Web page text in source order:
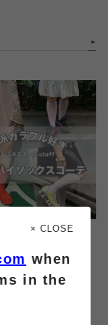
靴下屋
× CLOSE
when
in the